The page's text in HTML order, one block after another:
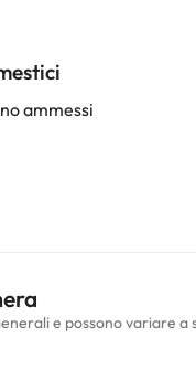
ammessi
e possono variare a